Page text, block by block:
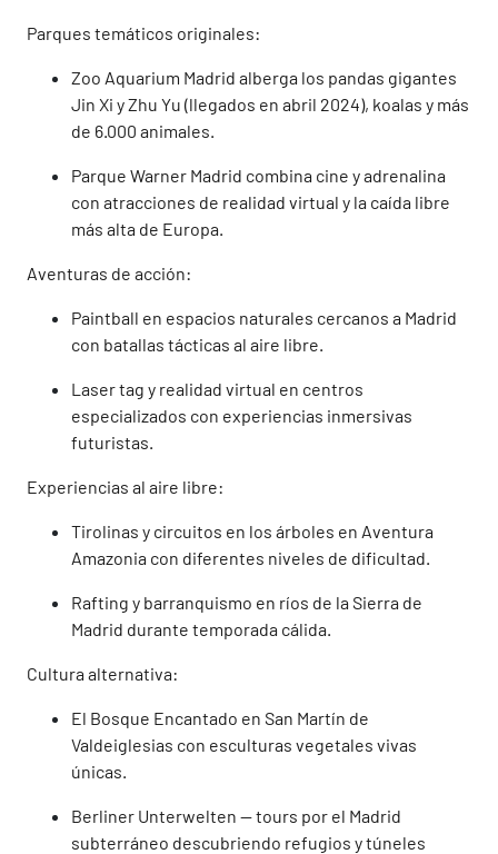
Parques temáticos originales:
Zoo Aquarium Madrid alberga los pandas gigantes
Jin Xi y Zhu Yu (llegados en abril 2024), koalas y más
de 6.000 animales.
Parque Warner Madrid combina cine y adrenalina
con atracciones de realidad virtual y la caída libre
más alta de Europa.
Aventuras de acción:
Paintball en espacios naturales cercanos a Madrid
con batallas tácticas al aire libre.
Laser tag y realidad virtual en centros
especializados con experiencias inmersivas
futuristas.
Experiencias al aire libre:
Tirolinas y circuitos en los árboles en Aventura
Amazonia con diferentes niveles de dificultad.
Rafting y barranquismo en ríos de la Sierra de
Madrid durante temporada cálida.
Cultura alternativa:
El Bosque Encantado en San Martín de
Valdeiglesias con esculturas vegetales vivas
únicas.
Berliner Unterwelten — tours por el Madrid
subterráneo descubriendo refugios y túneles